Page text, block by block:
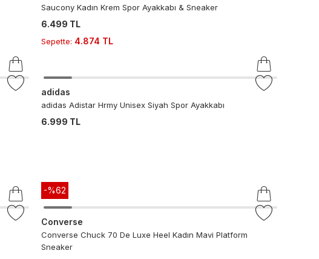
Saucony Kadın Krem Spor Ayakkabı & Sneaker
6.499 TL
Sepette: 4.874 TL
adidas
adidas Adistar Hrmy Unisex Siyah Spor Ayakkabı
6.999 TL
-%62
Converse
Converse Chuck 70 De Luxe Heel Kadın Mavi Platform
Sneaker